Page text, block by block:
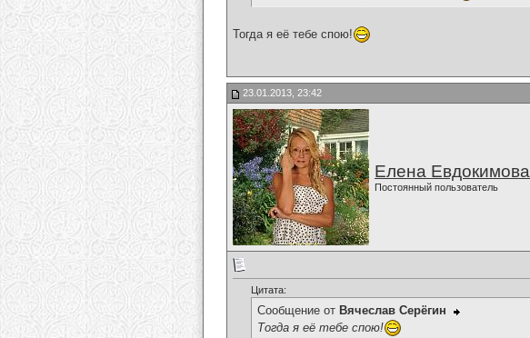
Тогда я её тебе спою!
23.01.2013, 23:42
Елена Евдокимова
Постоянный пользователь
Цитата:
Сообщение от Вячеслав Серёгин
Тогда я её тебе спою!